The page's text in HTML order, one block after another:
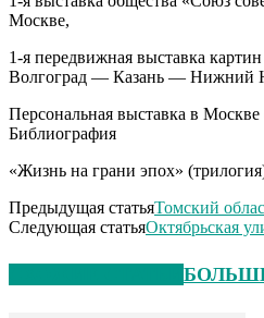
Москве,
1-я передвижная выставка
Волгоград — Казань — Нижний
Персональная выставка в Москве
Библиография
«Жизнь на грани эпох»
Предыдущая статьяТомский
Следующая статьяОктябрьская